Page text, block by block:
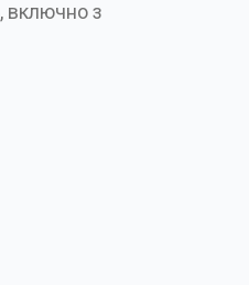
включно з